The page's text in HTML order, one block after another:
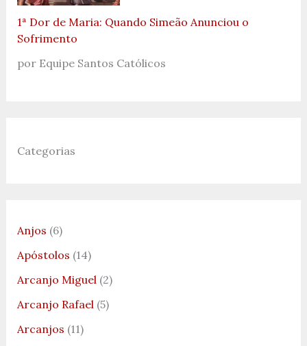
1ª Dor de Maria: Quando Simeão Anunciou o
Sofrimento
por Equipe Santos Católicos
Categorias
Anjos (6)
Apóstolos (14)
Arcanjo Miguel(2)
Arcanjo Rafael(5)
Arcanjos (11)